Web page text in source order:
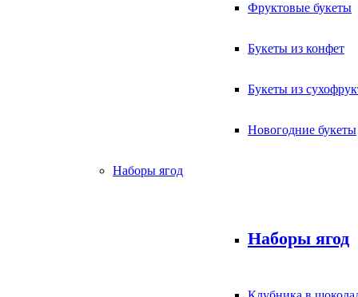
Фруктовые букеты
Букеты из конфет
Букеты из
Новогодние букеты
Наборы ягод
Наборы ягод